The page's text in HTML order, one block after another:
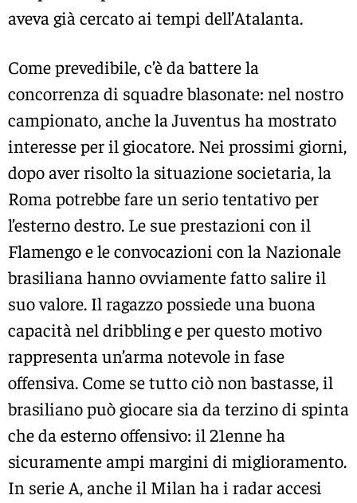
aveva già cercato ai tempi dell’Atalanta.
Come prevedibile, c’è da battere la
concorrenza di squadre blasonate: nel nostro
campionato, anche la Juventus ha mostrato
interesse per il giocatore. Nei prossimi giorni,
dopo aver risolto la situazione societaria, la
Roma potrebbe fare un serio tentativo per
l’esterno destro. Le sue prestazioni con il
Flamengo e le convocazioni con la Nazionale
brasiliana hanno ovviamente fatto salire il
suo valore. Il ragazzo possiede una buona
capacità nel dribbling e per questo motivo
rappresenta un’arma notevole in fase
offensiva. Come se tutto ciò non bastasse, il
brasiliano può giocare sia da terzino di spinta
che da esterno offensivo: il 21enne ha
sicuramente ampi margini di miglioramento.
In serie A, anche il Milan ha i radar accesi